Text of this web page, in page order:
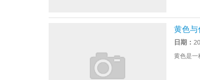
黄色
日期：
黄色是一